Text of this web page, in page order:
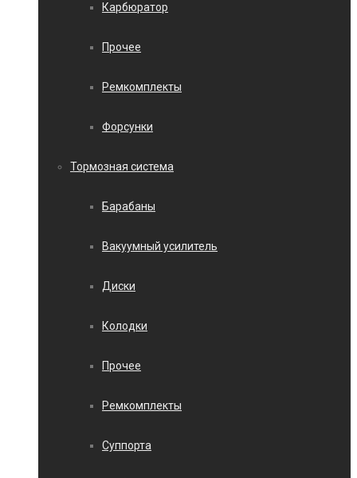
Карбюратор
Прочее
Ремкомплекты
Форсунки
Тормозная система
Барабаны
Вакуумный усилитель
Диски
Колодки
Прочее
Ремкомплекты
Суппорта